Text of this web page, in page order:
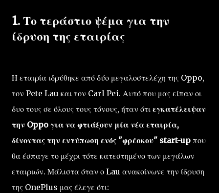
1. Το τεράστιο ψέμα για την
ίδρυση της εταιρίας
Η εταιρία ιδρύθηκε από δύο μεγαλοστελέχη της Oppo,
τον Pete Lau και τον Carl Pei. Αυτό που μας είπαν οι
δυο τους σε όλους τους τόνους, ήταν ότι εγκατέλειψαν
την Oppo για να φτιάξουν μία νέα εταιρία,
δίνοντας την εντύπωση ενός "φρέσκου" start-up που
θα έσπαγε το μέχρι τότε κατεστημένο των μεγάλων
εταιριών. Μάλιστα όταν ο Lau ανακοίνωνε την ίδρυση
της OnePlus μας έλεγε ότι: